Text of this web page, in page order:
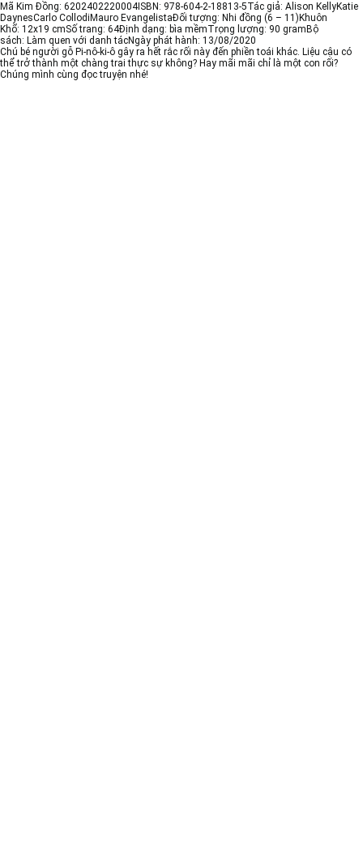
Mã Kim Đồng: 6202402220004ISBN: 978-604-2-18813-5Tác giả: Alison KellyKatie
DaynesCarlo Collodi Mauro EvangelistaĐối tượng: Nhi đồng (6 – 11) Khuôn
Khổ: 12x19 cmSố trang: 64Định dạng: bìa mềmTrọng lượng: 90 gram Bộ
sách: Làm quen với danh tácNgày phát hành: 13/08/2020
Chú bé người gỗ Pi-nô-ki-ô gây ra hết rắc rối này đến phiền toái khác. Liệu cậu có
thể trở thành một chàng trai thực sự không? Hay mãi mãi chỉ là một con rối?
Chúng mình cùng đọc truyện nhé!